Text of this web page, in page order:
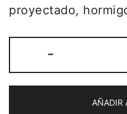
proyectado,
-
AÑADIR